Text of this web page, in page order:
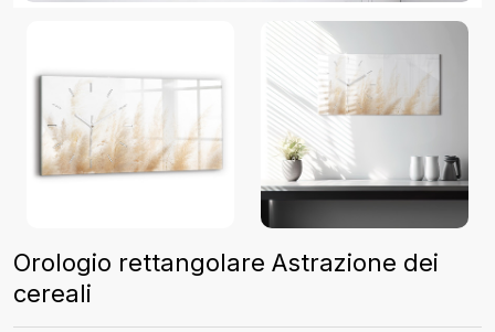
Orologio rettangolare Astrazione dei
cereali